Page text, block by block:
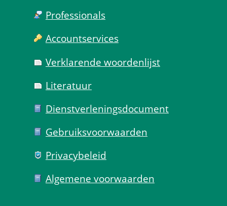
Professionals
Account­services
Verklarende woorden­lijst
Literatuur
Dienst­verlenings­document
Gebruiks­voorwaarden
Privacy­beleid
Algemene voorwaarden